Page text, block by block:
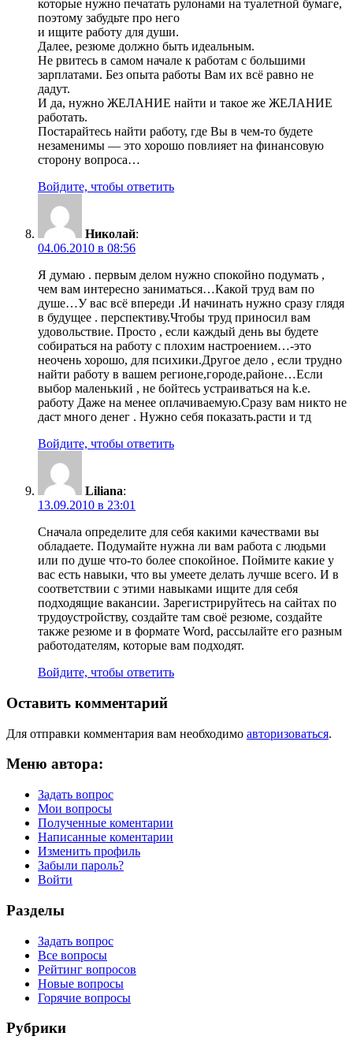
которые нужно печатать рулонами на туалетной бумаге,
поэтому забудьте про него
и ищите работу для души.
Далее, резюме должно быть идеальным.
Не рвитесь в самом начале к работам с большими
зарплатами. Без опыта работы Вам их всё равно не
дадут.
И да, нужно ЖЕЛАНИЕ найти и такое же ЖЕЛАНИЕ
работать.
Постарайтесь найти работу, где Вы в чем-то будете
незаменимы — это хорошо повлияет на финансовую
сторону вопроса…
Войдите, чтобы ответить
Николай:
04.06.2010 в 08:56
Я думаю . первым делом нужно спокойно подумать ,
чем вам интересно заниматься…Какой труд вам по
душе…У вас всё впереди .И начинать нужно сразу глядя
в будущее . перспективу.Чтобы труд приносил вам
удовольствие. Просто , если каждый день вы будете
собираться на работу с плохим настроением…-это
неочень хорошо, для психики.Другое дело , если трудно
найти работу в вашем регионе,городе,районе…Если
выбор маленький , не бойтесь устраиваться на k.e.
работу Даже на менее оплачиваемую.Сразу вам никто не
даст много денег . Нужно себя показать.расти и тд
Войдите, чтобы ответить
Liliana:
13.09.2010 в 23:01
Сначала определите для себя какими качествами вы
обладаете. Подумайте нужна ли вам работа с людьми
или по душе что-то более спокойное. Поймите какие у
вас есть навыки, что вы умеете делать лучше всего. И в
соответствии с этими навыками ищите для себя
подходящие вакансии. Зарегистрируйтесь на сайтах по
трудоустройству, создайте там своё резюме, создайте
также резюме и в формате Word, рассылайте его разным
работодателям, которые вам подходят.
Войдите, чтобы ответить
Оставить комментарий
Для отправки комментария вам необходимо авторизоваться.
Меню автора:
Задать вопрос
Мои вопросы
Полученные коментарии
Написанные коментарии
Изменить профиль
Забыли пароль?
Войти
Разделы
Задать вопрос
Все вопросы
Рейтинг вопросов
Новые вопросы
Горячие вопросы
Рубрики